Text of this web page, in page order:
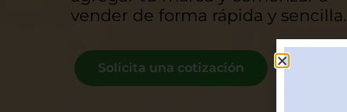
vender de forma rápida y sencilla.
Solicita una cotización